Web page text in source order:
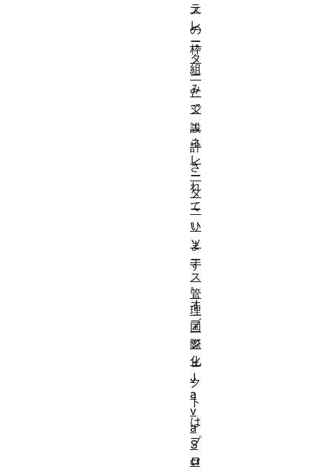
ス
の
枠
組
み
で
設
計
さ
れ
て
い
ま
す
。
オ
ブ
ジ
ェ
ク
ト
は
プ
ロ
テ
レ
ー
タ
ー
と
ジ
ェ
ネ
レ
ー
タ
ー
リ
ソ
ー
ス
管
理
国
際
化
J
a
v
a
S
cr